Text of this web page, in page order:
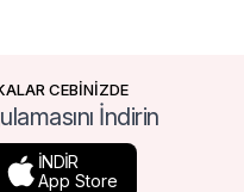
CEBİNİZDE
İndirin
İNDİR
App Store